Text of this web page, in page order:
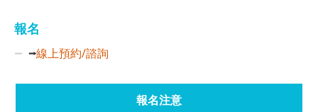
報名
⭢線上預約/諮詢
報名注意